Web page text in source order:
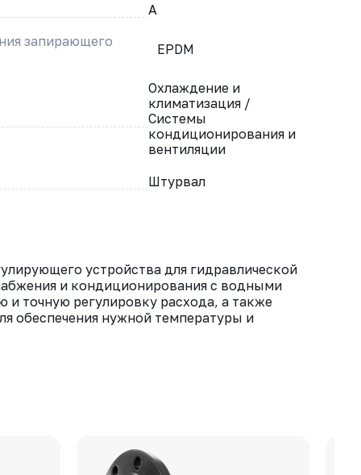
A
запирающего
EPDM
Охлаждение и
климатизация /
Системы
кондиционирования и
вентиляции
Штурвал
устройства для гидравлической
и кондиционирования с водными
точную регулировку расхода, а также
обеспечения нужной температуры и